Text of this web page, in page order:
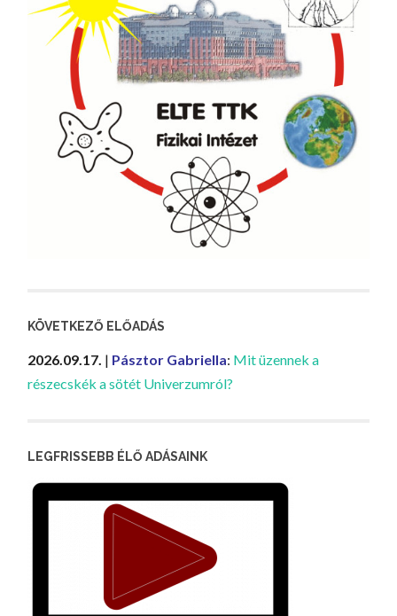
KÖVETKEZŐ ELŐADÁS
2026.09.17. | Pásztor Gabriella: Mit üzennek a
részecskék a sötét Univerzumról?
LEGFRISSEBB ÉLŐ ADÁSAINK